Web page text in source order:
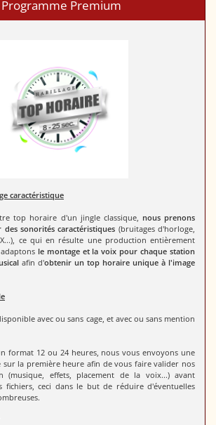
Premium
caractéristique
top horaire d'un jingle classique, nous prenons
sonorités caractéristiques (bruitages d'horloge,
ce qui en résulte une production entièrement
le montage et la voix pour chaque station
afin d'obtenir un top horaire unique à l'image
avec ou sans cage, et avec ou sans mention
format 12 ou 24 heures, nous vous envoyons une
sur la première heure afin de vous faire valider nos
(musique, effets, placement de la voix...) avant
fichiers, ceci dans le but de réduire d'éventuelles